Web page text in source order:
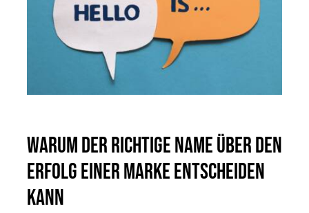
Warum der richtige Name über den
Erfolg einer Marke entscheiden
kann